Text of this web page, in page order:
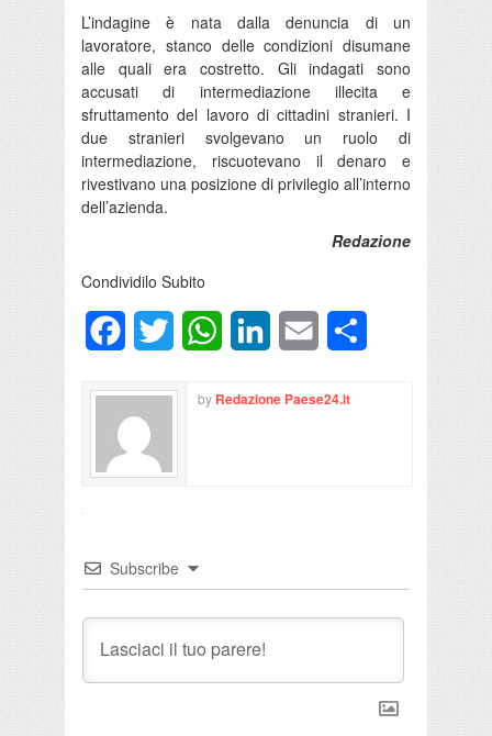
L’indagine è nata dalla denuncia di un
lavoratore, stanco delle condizioni disumane
alle quali era costretto. Gli indagati sono
accusati di intermediazione illecita e
sfruttamento del lavoro di cittadini stranieri. I
due stranieri svolgevano un ruolo di
intermediazione, riscuotevano il denaro e
rivestivano una posizione di privilegio all’interno
dell’azienda.
Redazione
Condividilo Subito
FacebookTwitter WhatsAppLinkedInEmail
by Redazione Paese24.it
Subscribe